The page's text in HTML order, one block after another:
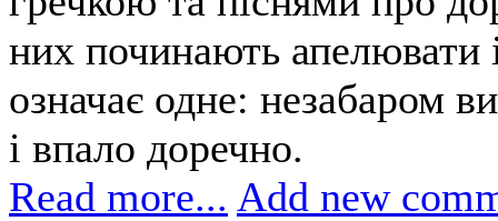
них починають апелювати
означає одне: незабаром
і впало доречно.
Read more... Add new